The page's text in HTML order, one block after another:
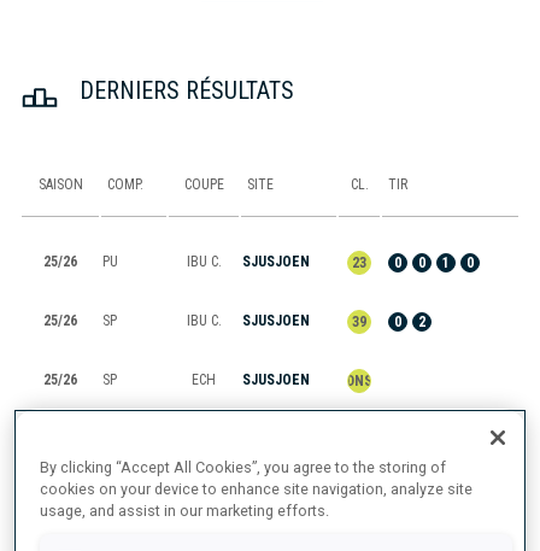
DERNIERS RÉSULTATS
SAISON COMP. COUPE SITE CL. TIR
25/26 PU IBU C. SJUSJOEN 23 0 0 1 0
25/26 SP IBU C. SJUSJOEN 39 0 2
25/26 SP ECH SJUSJOEN DNS
25/26 M6 IBU C. BREZNO 21 0 2 0
By clicking “Accept All Cookies”, you agree to the storing of
cookies on your device to enhance site navigation, analyze site
usage, and assist in our marketing efforts.